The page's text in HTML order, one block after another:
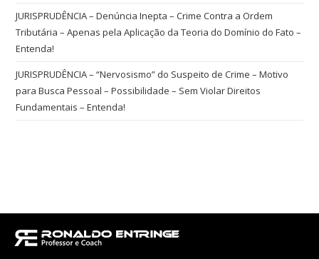
JURISPRUDÊNCIA – Denúncia Inepta – Crime Contra a Ordem
Tributária – Apenas pela Aplicação da Teoria do Domínio do Fato –
Entenda!
JURISPRUDÊNCIA – “Nervosismo” do Suspeito de Crime – Motivo
para Busca Pessoal – Possibilidade – Sem Violar Direitos
Fundamentais – Entenda!